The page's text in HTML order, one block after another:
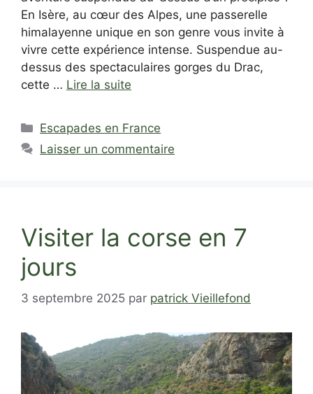
En Isère, au cœur des Alpes, une passerelle
himalayenne unique en son genre vous invite à
vivre cette expérience intense. Suspendue au-
dessus des spectaculaires gorges du Drac,
cette … Lire la suite
Catégories
Escapades en France
Laisser un commentaire
Visiter la corse en 7
jours
3 septembre 2025 par patrick Vieillefond